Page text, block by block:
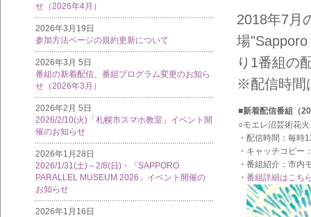
せ（2026年4月）
2026年3月19日
参加方法ページの規約更新について
2026年3月 5日
番組の新着配信、番組プログラム変更のお知ら
せ（2026年3月）
2026年2月 5日
2026/2/10(火)「札幌市スマホ教室」イベント開
催のお知らせ
2026年1月28日
2026/1/31(土)～2/8(日)・「SAPPORO
PARALLEL MUSEUM 2026」イベント開催の
お知らせ
2026年1月16日
2018年7月
場
り1番組の
※配信時間
■新着配信番組（
○モエレ沼芸術花
・配信時間：毎
・キャッチコピー
・番組紹介：市内
・ 番組詳細はこち